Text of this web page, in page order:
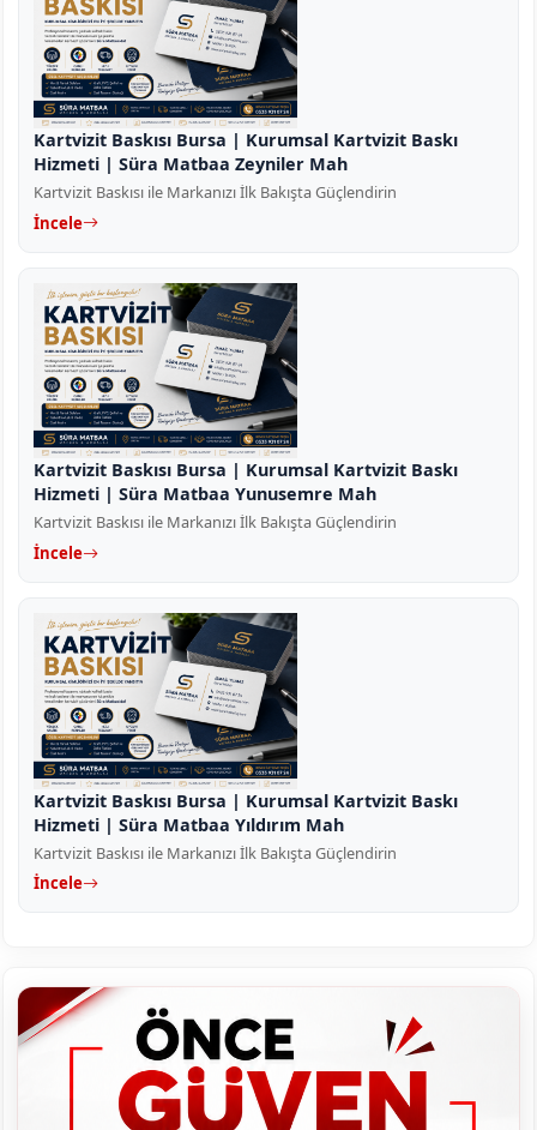
Kartvizit Baskısı Bursa | Kurumsal Kartvizit Baskı
Hizmeti | Süra Matbaa Zeyniler Mah
Kartvizit Baskısı ile Markanızı İlk Bakışta Güçlendirin
İncele
Kartvizit Baskısı Bursa | Kurumsal Kartvizit Baskı
Hizmeti | Süra Matbaa Yunusemre Mah
Kartvizit Baskısı ile Markanızı İlk Bakışta Güçlendirin
İncele
Kartvizit Baskısı Bursa | Kurumsal Kartvizit Baskı
Hizmeti | Süra Matbaa Yıldırım Mah
Kartvizit Baskısı ile Markanızı İlk Bakışta Güçlendirin
İncele